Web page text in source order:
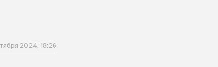
2024, 18:26